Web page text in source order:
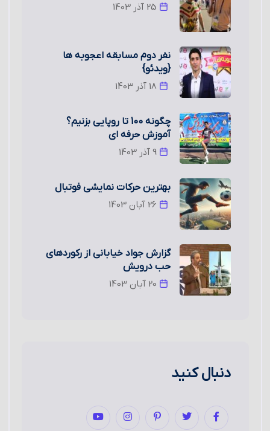
نفر دوم مسابقه اعجوبه ها
{ویدئو}
چگونه 100 تا روپایی بزنیم؟
آموزش حرفه ای
9 آذر 1403
بهترین حرکات نمایشی فوتبال
گزارش جواد خیابانی از رکوردهای
حب درویش
دنبال کنید